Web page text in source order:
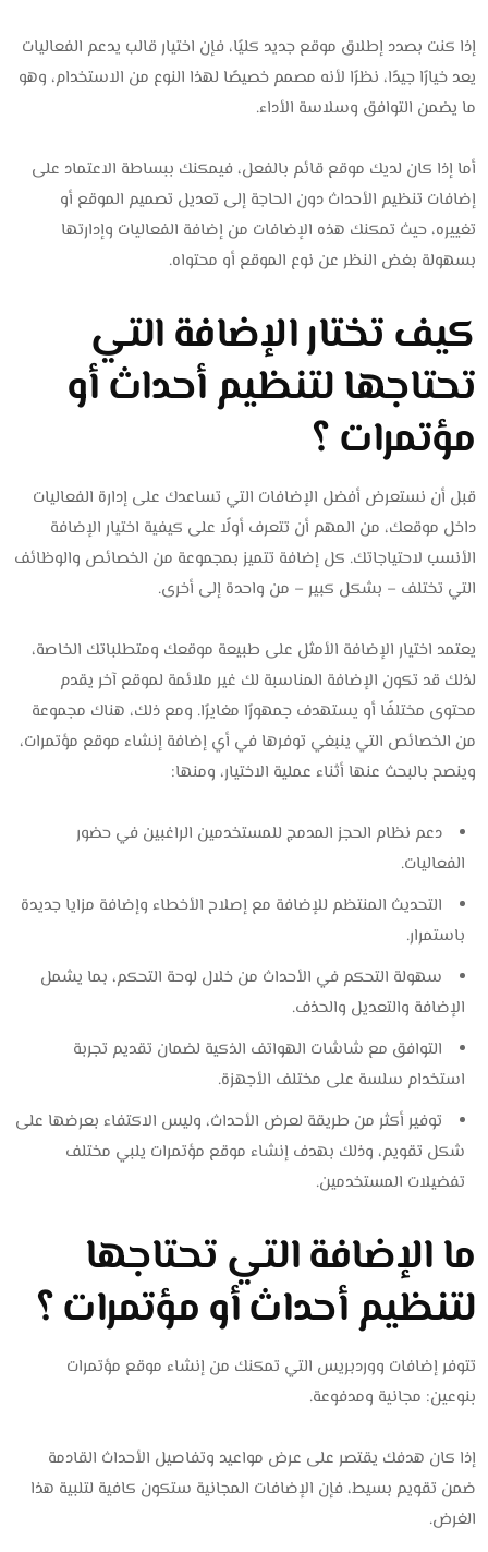
إذا كنت بصدد إطلاق موقع جديد كليًا، فإن اختيار قالب يدعم الفعاليات
يعد خيارًا جيدًا، نظرًا لأنه مصمم خصيصًا لهذا النوع من الاستخدام، وهو
ما يضمن التوافق وسلاسة الأداء.
أما إذا كان لديك موقع قائم بالفعل، فيمكنك ببساطة الاعتماد على
إضافات تنظيم الأحداث دون الحاجة إلى تعديل تصميم الموقع أو
تغييره، حيث تمكنك هذه الإضافات من إضافة الفعاليات وإدارتها
بسهولة بغض النظر عن نوع الموقع أو محتواه.
كيف تختار الإضافة التي
تحتاجها لتنظيم أحداث أو
مؤتمرات ؟
قبل أن نستعرض أفضل الإضافات التي تساعدك على إدارة الفعاليات
داخل موقعك، من المهم أن تتعرف أولًا على كيفية اختيار الإضافة
الأنسب لاحتياجاتك. كل إضافة تتميز بمجموعة من الخصائص والوظائف
التي تختلف – بشكل كبير – من واحدة إلى أخرى.
يعتمد اختيار الإضافة الأمثل على طبيعة موقعك ومتطلباتك الخاصة،
لذلك قد تكون الإضافة المناسبة لك غير ملائمة لموقع آخر يقدم
محتوى مختلفًا أو يستهدف جمهورًا مغايرًا. ومع ذلك، هناك مجموعة
من الخصائص التي ينبغي توفرها في أي إضافة إنشاء موقع مؤتمرات،
وينصح بالبحث عنها أثناء عملية الاختيار، ومنها:
دعم نظام الحجز المدمج للمستخدمين الراغبين في حضور
الفعاليات.
التحديث المنتظم للإضافة مع إصلاح الأخطاء وإضافة مزايا جديدة
باستمرار.
سهولة التحكم في الأحداث من خلال لوحة التحكم، بما يشمل
الإضافة والتعديل والحذف.
التوافق مع شاشات الهواتف الذكية لضمان تقديم تجربة
استخدام سلسة على مختلف الأجهزة.
توفير أكثر من طريقة لعرض الأحداث، وليس الاكتفاء بعرضها على
شكل تقويم، وذلك بهدف إنشاء موقع مؤتمرات يلبي مختلف
تفضيلات المستخدمين.
ما الإضافة التي تحتاجها
لتنظيم أحداث أو مؤتمرات ؟
تتوفر إضافات ووردبريس التي تمكنك من إنشاء موقع مؤتمرات
بنوعين: مجانية ومدفوعة.
إذا كان هدفك يقتصر على عرض مواعيد وتفاصيل الأحداث القادمة
ضمن تقويم بسيط، فإن الإضافات المجانية ستكون كافية لتلبية هذا
الغرض.